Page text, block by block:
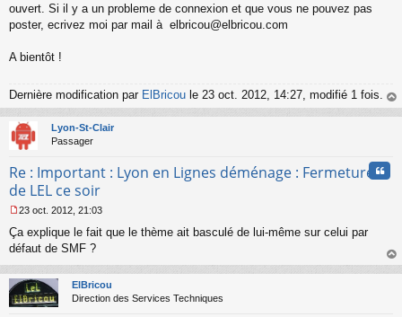
ouvert. Si il y a un probleme de connexion et que vous ne pouvez pas
poster, ecrivez moi par mail à elbricou@elbricou.com
A bientôt !
Dernière modification par ElBricou le 23 oct. 2012, 14:27, modifié 1 fois.
au
Lyon-St-Clair
Passager
Re : Important : Lyon en Lignes déménage : Fermeture
de LEL ce soir
e
s
a
g
e
23 oct. 2012, 21:03
Ça explique le fait que le thème ait basculé de lui-même sur celui par
défaut de SMF ?
au
ElBricou
Direction des Services Techniques